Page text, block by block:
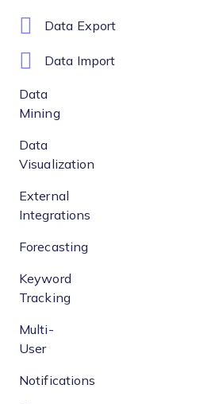
Data Export
Data Import
Data
Mining
Data
Visualization
External
Integrations
Forecasting
Keyword
Tracking
Multi-
User
Notifications